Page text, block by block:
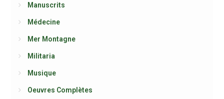
Manuscrits
Médecine
Mer Montagne
Militaria
Musique
Oeuvres Complètes